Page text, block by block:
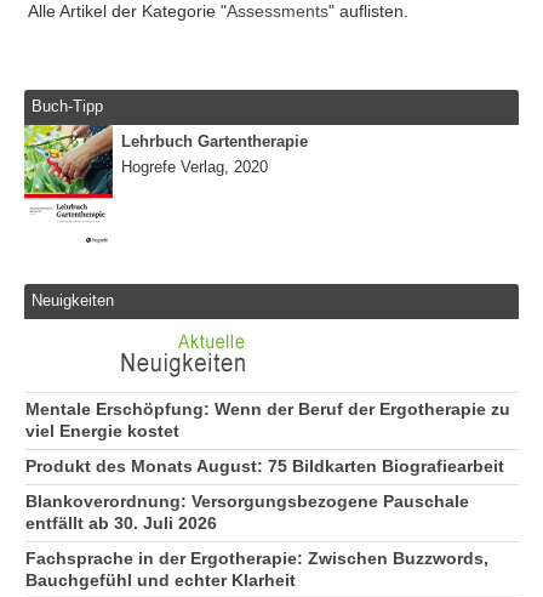
Alle Artikel der Kategorie "Assessments" auflisten.
Buch-Tipp
Lehrbuch Gartentherapie
Hogrefe Verlag, 2020
Neuigkeiten
Mentale Erschöpfung: Wenn der Beruf der Ergotherapie zu
viel Energie kostet
Produkt des Monats August: 75 Bildkarten Biografiearbeit
Blankoverordnung: Versorgungsbezogene Pauschale
entfällt ab 30. Juli 2026
Fachsprache in der Ergotherapie: Zwischen Buzzwords,
Bauchgefühl und echter Klarheit